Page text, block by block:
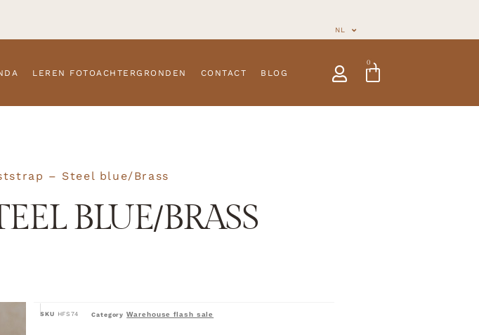
NL
LEREN FOTOACHTERGRONDEN CONTACT BLOG
0
– Steel blue/Brass
BLUE/BRASS
SKU HFS74 Category Warehouse flash sale